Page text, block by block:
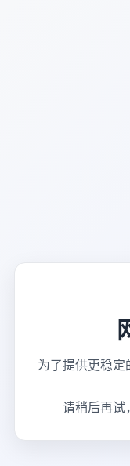
为了提供更稳
请稍后再试